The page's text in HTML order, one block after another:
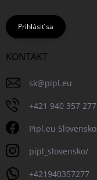
Prihlásiť sa
KONTAKT
sk@pipl.eu
+421 940 357 277
Pipl.eu Slovensko
pipl_slovensko/
+421940357277